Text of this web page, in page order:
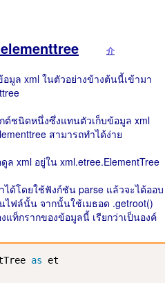
介
มูล xml ในตัวอย่างข้างต้นนี้เข้ามา
ต์ชนิดหนึ่งซึ่งแทนตัวเก็บข้อมูล xml
สามารถทำได้ง่าย
xml อยู่ใน xml.etree.ElementTree
ด้โดยใช้ฟังก์ชัน parse แล้วจะได้ออบ
ไฟล์นั้น จากนั้นใช้เมธอด .getroot()
แท็กรากของข้อมูลนี้ เรียกว่าเป็นองค์
as et